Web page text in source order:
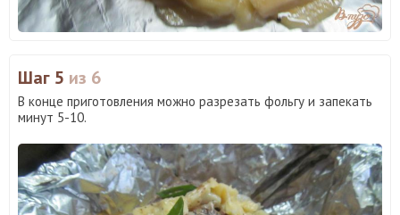
Шаг 5 из 6
В конце приготовления можно разрезать фольгу и запекать
минут 5-10.